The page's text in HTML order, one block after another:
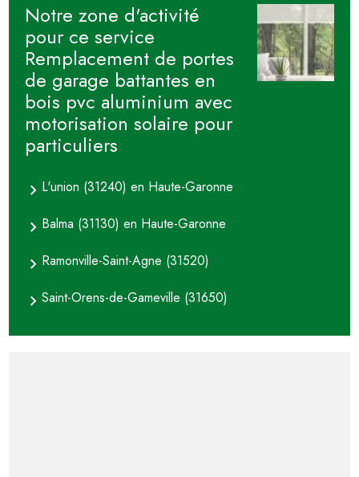
Notre zone d'activité
pour ce service
Remplacement de portes
de garage battantes en
bois pvc aluminium avec
motorisation solaire pour
particuliers
L'union (31240) en Haute-Garonne
Balma (31130) en Haute-Garonne
Ramonville-Saint-Agne (31520)
Saint-Orens-de-Gameville (31650)